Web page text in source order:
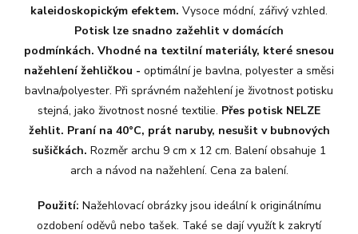
kaleidoskopickým efektem. Vysoce módní, zářivý vzhled.
Potisk lze snadno zažehlit v domácích
podmínkách. Vhodné na textilní materiály, které snesou
nažehlení žehličkou - optimální je bavlna, polyester a směsi
bavlna/polyester. Při správném nažehlení je životnost potisku
stejná, jako životnost nosné textilie. Přes potisk NELZE
žehlit. Praní na 40°C, prát naruby, nesušit v bubnových
sušičkách. Rozměr archu 9 cm x 12 cm. Balení obsahuje 1
arch a návod na nažehlení. Cena za balení.
Použití: Nažehlovací obrázky jsou ideální k originálnímu
ozdobení oděvů nebo tašek. Také se dají využít k zakrytí